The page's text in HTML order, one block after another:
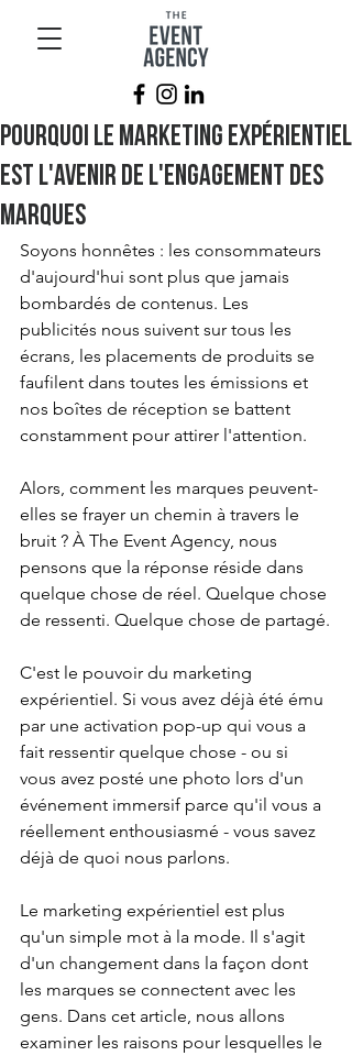
Pourquoi le marketing expérientiel
est l'avenir de l'engagement des
marques
Soyons honnêtes : les consommateurs
d'aujourd'hui sont plus que jamais
bombardés de contenus. Les
publicités nous suivent sur tous les
écrans, les placements de produits se
faufilent dans toutes les émissions et
nos boîtes de réception se battent
constamment pour attirer l'attention.
Alors, comment les marques peuvent-
elles se frayer un chemin à travers le
bruit ? À The Event Agency, nous
pensons que la réponse réside dans
quelque chose de réel. Quelque chose
de ressenti. Quelque chose de partagé.
C'est le pouvoir du marketing
expérientiel. Si vous avez déjà été ému
par une activation pop-up qui vous a
fait ressentir quelque chose - ou si
vous avez posté une photo lors d'un
événement immersif parce qu'il vous a
réellement enthousiasmé - vous savez
déjà de quoi nous parlons.
Le marketing expérientiel est plus
qu'un simple mot à la mode. Il s'agit
d'un changement dans la façon dont
les marques se connectent avec les
gens. Dans cet article, nous allons
examiner les raisons pour lesquelles le